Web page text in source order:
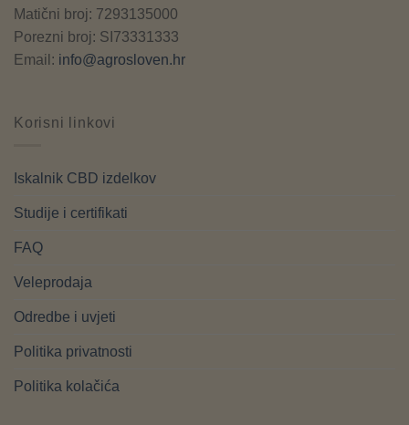
Matični broj: 7293135000
Porezni broj: SI73331333
Email: info@agrosloven.hr
Korisni linkovi
Iskalnik CBD izdelkov
Studije i certifikati
FAQ
Veleprodaja
Odredbe i uvjeti
Politika privatnosti
Politika kolačića